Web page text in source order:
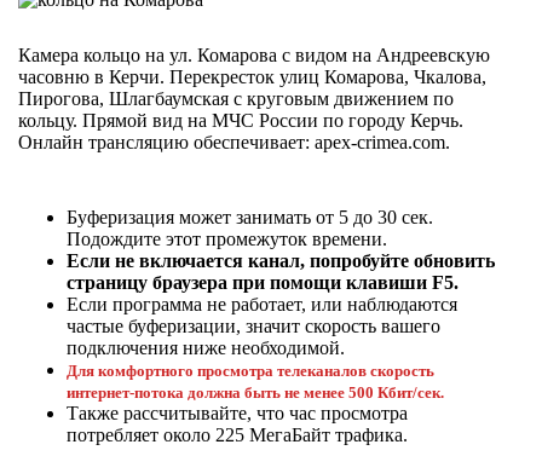
Камера кольцо на ул. Комарова с видом на Андреевскую
часовню в Керчи. Перекресток улиц Комарова, Чкалова,
Пирогова, Шлагбаумская с круговым движением по
кольцу. Прямой вид на МЧС России по городу Керчь.
Онлайн трансляцию обеспечивает: apex-crimea.com.
Буферизация может занимать от 5 до 30 сек.
Подождите этот промежуток времени.
Если не включается канал, попробуйте обновить
страницу браузера при помощи клавиши F5.
Если программа не работает, или наблюдаются
частые буферизации, значит скорость вашего
подключения ниже необходимой.
Для комфортного просмотра телеканалов скорость
интернет-потока должна быть не менее 500 Кбит/сек.
Также рассчитывайте, что час просмотра
потребляет около 225 МегаБайт трафика.
i
Даже самый
запущенный грибок
исчезнет с корнем,
если перед сном…
Этот трюк уничтожает
грибок за 5 дней!